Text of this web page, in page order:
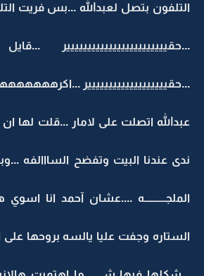
التلفون بتصل لعبدالله ...بس فريت
...حقيييييييييييييييييييييييير
...حقييييييييييييييييييير
عبدالله اتصلت على لامار ...قلت لها ان
ندى عندنا البيت وتفضح السااالفه
الملجــــــــــه ....عشان آحمد انا
الستاره وجفت عليا يالسه بروحها على